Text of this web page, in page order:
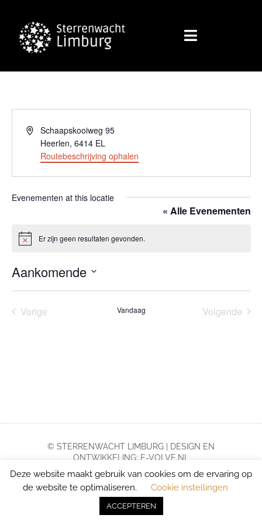
AdresSchaapskooiweg 95
Heerlen, 6414 EL
Routebeschrijving ophalen
Evenementen at this locatie
« Alle Evenementen
BerichtEr zijn geen resultaten gevonden.
Aankomende
een
VorigeEvenementen Vandaag Volgende
© STERRENWACHT LIMBURG | DESIGN EN
ONTWIKKELING: E-VOLVE.NL
Deze website maakt gebruik van cookies om de ervaring op
de website te optimaliseren.
Cookie instellingen
ACCEPTEREN